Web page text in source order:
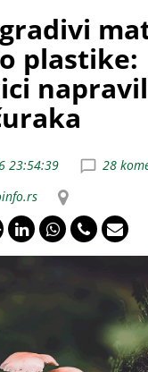
plastike:
23:54:39
28